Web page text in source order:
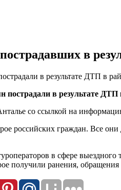
в
в результате ДТП в
в результате ДТП
со ссылкой на
российских граждан. Все
в сфере выездного
получили ранения,